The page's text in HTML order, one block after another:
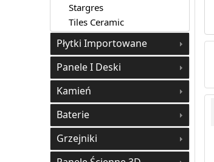
Stargres
Tiles Ceramic
Płytki Importowane
Panele I Deski
Kamień
Baterie
Grzejniki